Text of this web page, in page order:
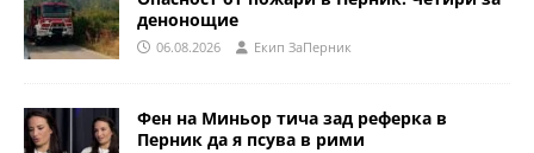
денонощие
06.08.2026 Eкип ЗаПерник
Фен на Миньор тича зад реферка в
Перник да я псува в рими